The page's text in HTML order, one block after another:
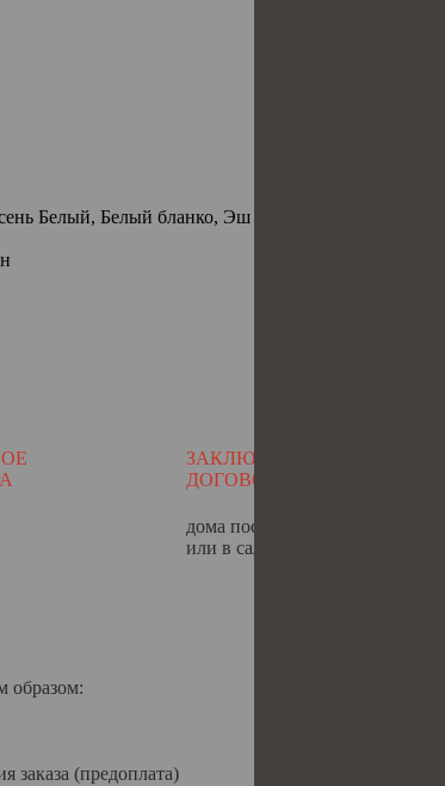
Белый, Белый бланко, Эш Вайт, Грей, Неаполь,
ЗАКЛЮЧИТЕ
ДОГОВОР
дома после замера
или в салоне
образом:
заказа (предоплата)